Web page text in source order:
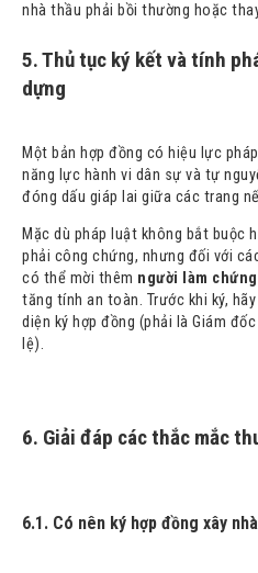
nhà thầu phải bồi thường hoặc
5. Thủ tục ký kết và tính
dựng
Một bản hợp đồng có hiệu lực
năng lực hành vi dân sự và tự
đóng dấu giáp lai giữa các trang
Mặc dù pháp luật không bắt buộc
phải công chứng, nhưng đối với
có thể mời thêm người làm chứng
tăng tính an toàn. Trước khi ký,
diện ký hợp đồng (phải là Giám
lệ).
6. Giải đáp các thắc mắc
6.1. Có nên ký hợp đồng xây